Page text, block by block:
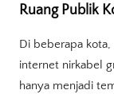
Ruang Publik
Di beberapa
internet nirkabel
hanya menjadi